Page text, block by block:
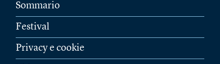
Sommario
Festival
Privacy e cookie